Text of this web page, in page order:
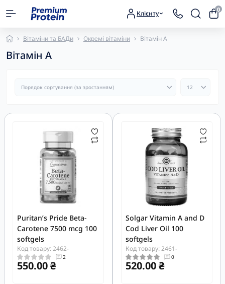
Клієнту 0
Вітаміни та БАДи Окремі вітаміни Вітамін А
Вітамін А
Puritan’s Pride Beta-
Carotene 7500 mcg 100
softgels
Код товару: 2462-
2
550.00 ₴
Solgar Vitamin А and D
Cod Liver Oil 100
softgels
Код товару: 2461-
0
520.00 ₴